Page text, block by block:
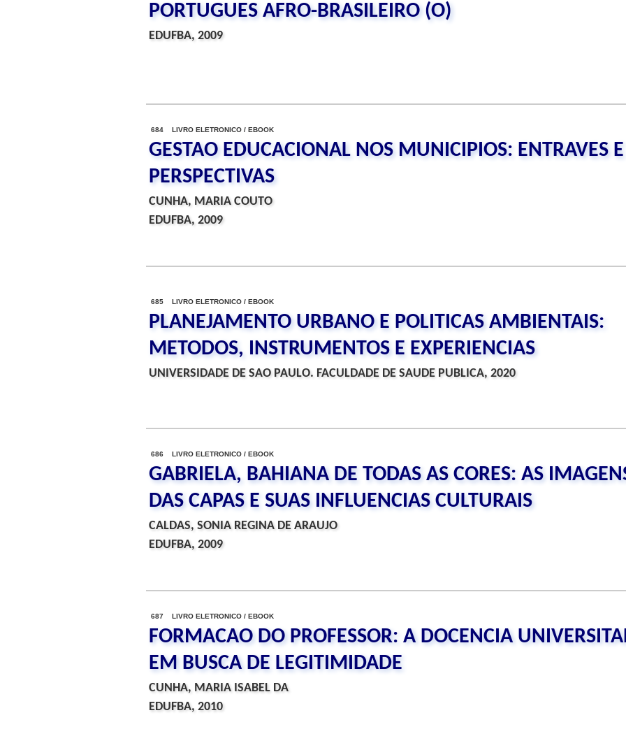
PORTUGUES AFRO-BRASILEIRO (O)
EDUFBA, 2009
684 LIVRO ELETRONICO / EBOOK
GESTAO EDUCACIONAL NOS MUNICIPIOS: ENTRAVES E
PERSPECTIVAS
CUNHA, MARIA COUTO
EDUFBA, 2009
685 LIVRO ELETRONICO / EBOOK
PLANEJAMENTO URBANO E POLITICAS AMBIENTAIS:
METODOS, INSTRUMENTOS E EXPERIENCIAS
UNIVERSIDADE DE SAO PAULO. FACULDADE DE SAUDE PUBLICA, 2020
686 LIVRO ELETRONICO / EBOOK
GABRIELA, BAHIANA DE TODAS AS CORES: AS
DAS CAPAS E SUAS INFLUENCIAS CULTURAIS
CALDAS, SONIA REGINA DE ARAUJO
EDUFBA, 2009
687 LIVRO ELETRONICO / EBOOK
FORMACAO DO PROFESSOR: A DOCENCIA
EM BUSCA DE LEGITIMIDADE
CUNHA, MARIA ISABEL DA
EDUFBA, 2010